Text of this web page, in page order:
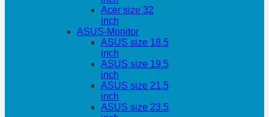
Acer size 32
inch
ASUS-Monitor
ASUS size 18.5
inch
ASUS size 19.5
inch
ASUS size 21.5
inch
ASUS size 23.5